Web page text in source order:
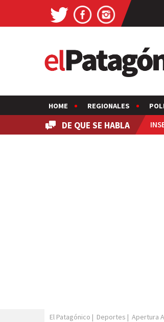
HOME REGIONALES
DE QUE SE HABLA
El Patagónico | Deportes | Apertura